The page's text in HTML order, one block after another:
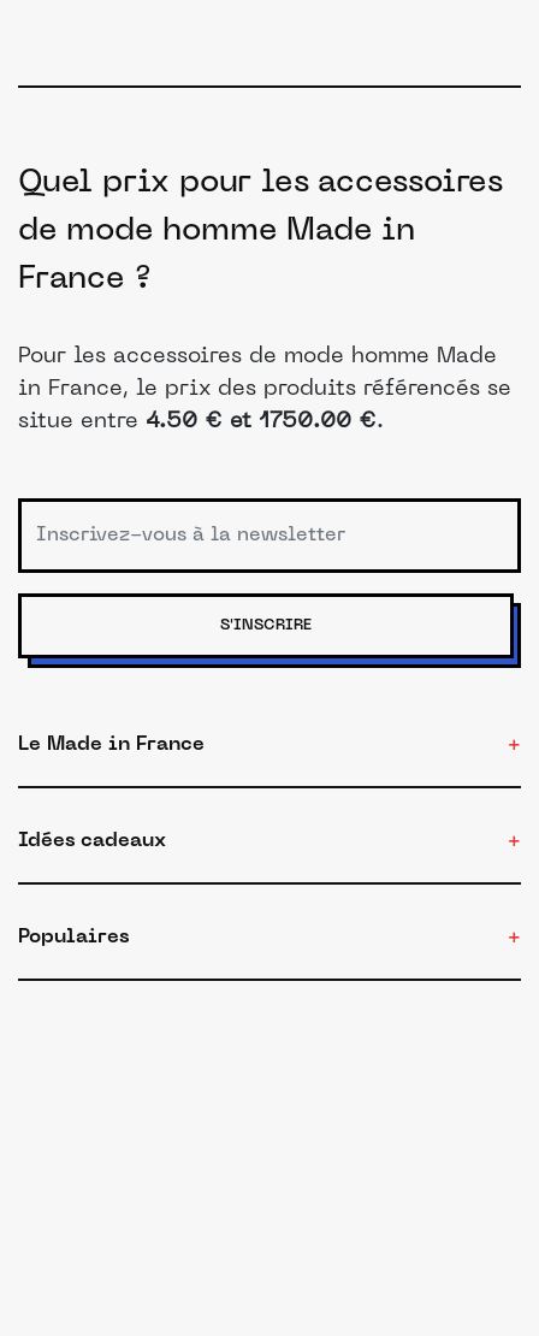
Quel prix pour les accessoires
de mode homme Made in
France ?
Pour les accessoires de mode homme Made
in France, le prix des produits référencés se
situe entre 4.50 € et 1750.00 €.
S'INSCRIRE
Le Made in France
Idées cadeaux
Populaires